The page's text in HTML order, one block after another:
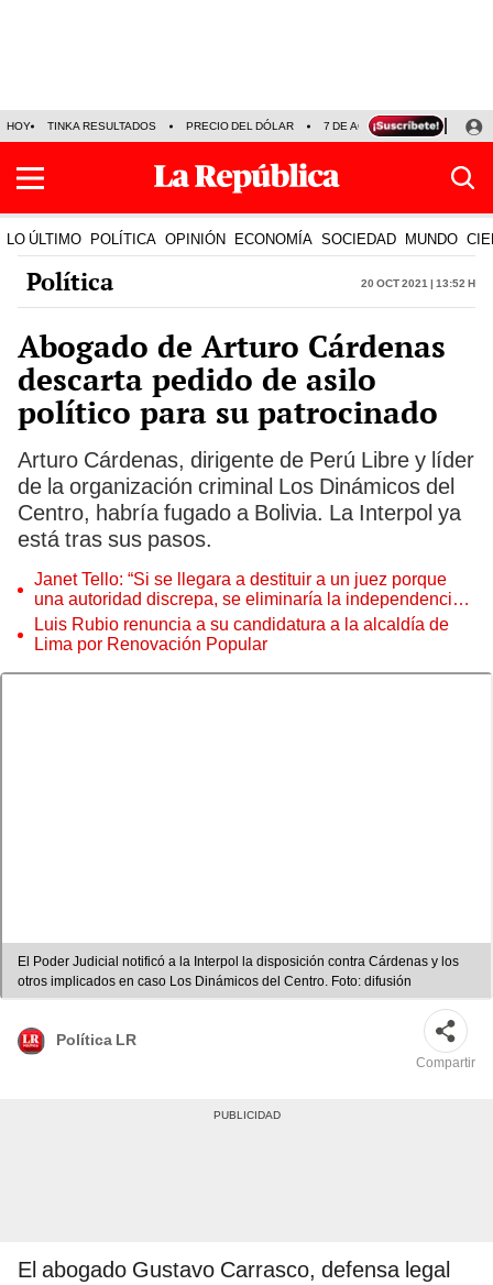
HOY TINKA RESULTADOS PRECIO DEL DÓLAR 7 DE AGOSTO OLLANTA
LO ÚLTIMO POLÍTICA OPINIÓN ECONOMÍA SOCIEDAD MUNDO
Política 20 Oct 2021 | 13:52 h
Abogado de Arturo Cárdenas
descarta pedido de asilo
político para su patrocinado
Arturo Cárdenas, dirigente de Perú Libre y líder
de la organización criminal Los Dinámicos del
Centro, habría fugado a Bolivia. La Interpol ya
está tras sus pasos.
Janet Tello: “Si se llegara a destituir a un juez porque
una autoridad discrepa, se eliminaría la independencia
judicial”
Luis Rubio renuncia a su candidatura a la alcaldía de
Lima por Renovación Popular
El Poder Judicial notificó a la Interpol la disposición contra Cárdenas y los
otros implicados en caso Los Dinámicos del Centro. Foto: difusión
Política LR
Compartir
El abogado Gustavo Carrasco, defensa legal